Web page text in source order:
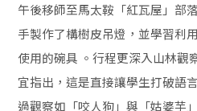
午後移師至馬太鞍「紅瓦屋」部
手製作了構樹皮吊燈，並學習利
使用的碗具 。行程更深入山林觀
宜指出，這是直接讓學生打破語
過觀察如「咬人狗」與「姑婆芋